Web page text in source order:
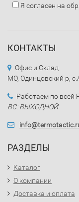
Я согласен на
КОНТАКТЫ
Офис и Склад
МО, Одинцовский р,
Работаем по всей
ВС: ВЫХОДНОЙ
РАЗДЕЛЫ
Каталог
О компании
Доставка и оплата